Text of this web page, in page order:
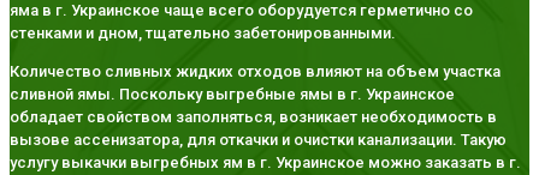
яма в г. Украинское чаще всего оборудуется герметично со
стенками и дном, тщательно забетонированными.
Количество сливных жидких отходов влияют на объем участка
сливной ямы. Поскольку выгребные ямы в г. Украинское
обладает свойством заполняться, возникает необходимость в
вызове ассенизатора, для откачки и очистки канализации. Такую
услугу выкачки выгребных ям в г. Украинское можно заказать в г.